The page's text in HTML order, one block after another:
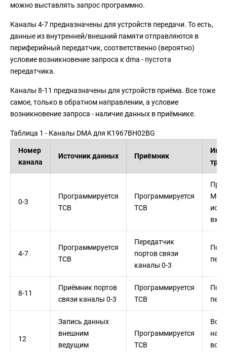
можно выставлять запрос программно.
Каналы 4-7 предназначены для устройств передачи. То есть,
данные из внутренней/внешний памяти отправляются в
периферийный передатчик, соответственно (вероятно)
условие возникновение запроса к dma - пустота
передатчика.
Каналы 8-11 предназначены для устройств приёма. Все тоже
самое, только в обратном направлении, а условие
возникновение запроса - наличие данных в приёмнике.
Таблица 1 - Каналы DMA для К1967ВН02BG
Номер
канала
Источник данных Приёмник
0-3
Программируется
TCB
Программируется
TCB
4-7
Программируется
TCB
Передатчик
портов связи
каналы 0-3
По
8-11
Приёмник портов
связи каналы 0-3
Программируется
TCB
По
12
Запись данных
внешним
ведущим
Программируется
TCB
во